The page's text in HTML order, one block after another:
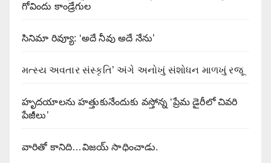
గోవిందు కాండ్రేగుల
సినిమా రివ్యూ: ‘అదే నీవు అదే నేను’
મત્સ્ય અવતાર સંસ્કૃતિ’ અંગે અનોખું સંશોધન માળખું રજૂ
హృదయాలను హత్తుకునేందుకు వస్తోన్న ‘ప్రేమ డైరీలో చివరి
పేజీలు’
వారితో కానిది…విజయ్ సాధించాడు.